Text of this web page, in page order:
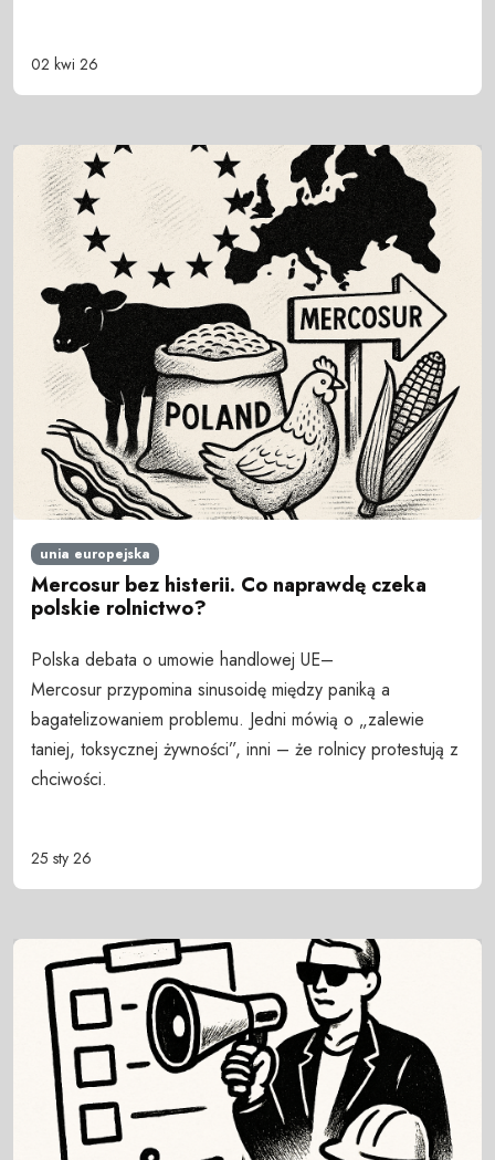
02 kwi 26
unia europejska
Mercosur bez histerii. Co naprawdę czeka
polskie rolnictwo?
Polska debata o umowie handlowej UE–
Mercosur przypomina sinusoidę między paniką a
bagatelizowaniem problemu. Jedni mówią o „zalewie
taniej, toksycznej żywności”, inni – że rolnicy protestują z
chciwości.
25 sty 26